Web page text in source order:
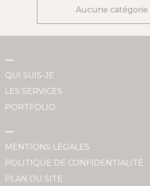
Aucune catégorie
QUI SUIS-JE
LES SERVICES
PORTFOLIO
MENTIONS LÉGALES
POLITIQUE DE CONFIDENTIALITÉ
PLAN DU SITE